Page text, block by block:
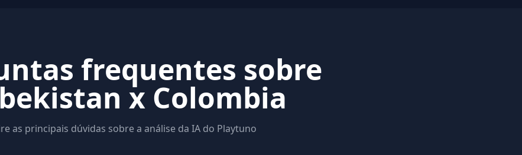
frequentes sobre
x Colombia
as principais dúvidas sobre a análise da IA do Playtuno